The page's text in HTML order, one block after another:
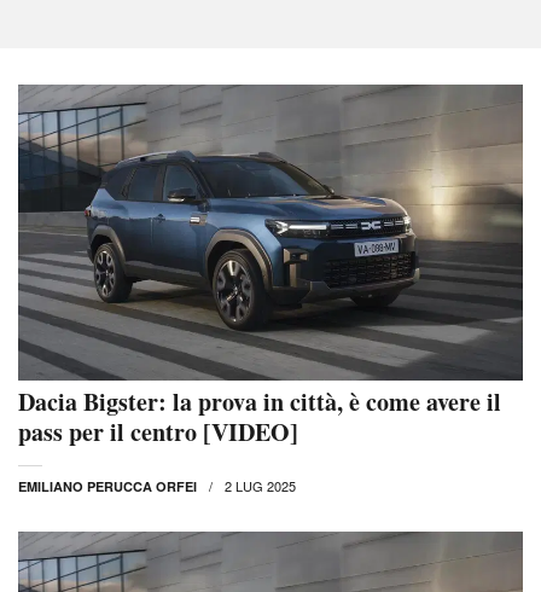
Dacia Bigster: la prova in città, è come avere il
pass per il centro [VIDEO]
EMILIANO PERUCCA ORFEI 2 LUG 2025